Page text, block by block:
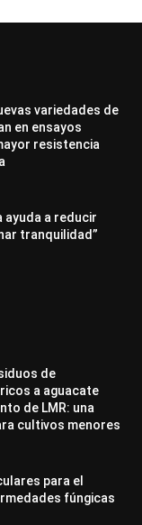
variedades de
en ensayos
resistencia
ayuda a reducir
tranquilidad”
de
a aguacate
de LMR: una
cultivos menores
para el
fúngicas